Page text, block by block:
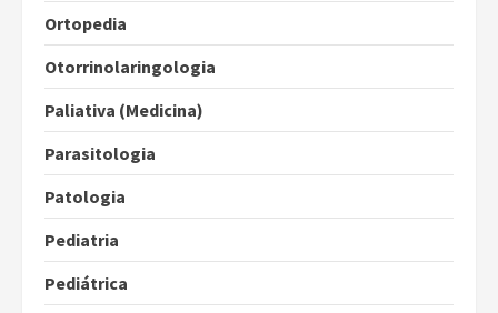
Ortopedia
Otorrinolaringologia
Paliativa (Medicina)
Parasitologia
Patologia
Pediatria
Pediátrica